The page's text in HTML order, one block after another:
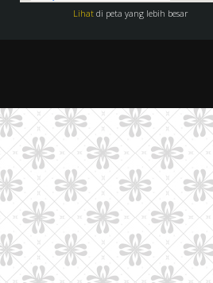
Lihatdi peta yang lebih besar